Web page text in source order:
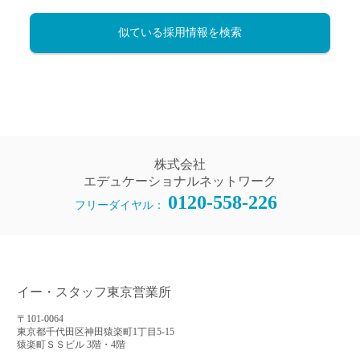
似ている採用情報を検索
株式会社
エデュケーショナルネットワーク
フリーダイヤル： 0120-558-226
イー・スタッフ東京営業所
〒101-0064
東京都千代田区神田猿楽町1丁目5-15
猿楽町ＳＳビル 3階・4階